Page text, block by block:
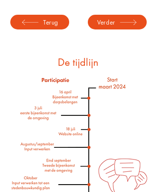
Terug Verder
De tijdlijn